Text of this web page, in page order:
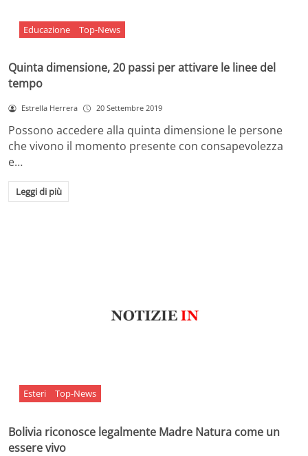
Educazione Top-News
Quinta dimensione, 20 passi per attivare le linee del
tempo
Estrella Herrera 20 Settembre 2019
Possono accedere alla quinta dimensione le persone
che vivono il momento presente con consapevolezza
e…
Leggi di più
Esteri Top-News
Bolivia riconosce legalmente Madre Natura come un
essere vivo